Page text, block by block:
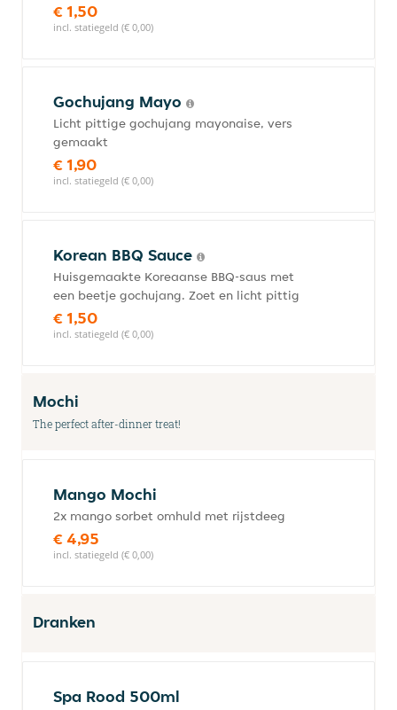
€ 1,50
incl. statiegeld (€ 0,00)
Gochujang Mayo
Licht pittige gochujang mayonaise, vers
gemaakt
€ 1,90
incl. statiegeld (€ 0,00)
Korean BBQ Sauce
Huisgemaakte Koreaanse BBQ-saus met
een beetje gochujang. Zoet en licht pittig
€ 1,50
incl. statiegeld (€ 0,00)
Mochi
The perfect after-dinner treat!
Mango Mochi
2x mango sorbet omhuld met rijstdeeg
€ 4,95
incl. statiegeld (€ 0,00)
Dranken
Spa Rood 500ml